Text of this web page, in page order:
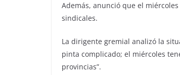
Además, anunció que el
sindicales.
La dirigente gremial analizó la
pinta complicado; el miércoles
provincias”.